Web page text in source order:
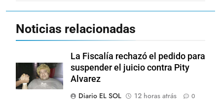
Noticias relacionadas
La Fiscalía rechazó el pedido para
suspender el juicio contra Pity
Alvarez
Diario EL SOL
12 horas atrás 0